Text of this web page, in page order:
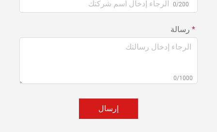
0/200
رسالة
0/1000
إرسال